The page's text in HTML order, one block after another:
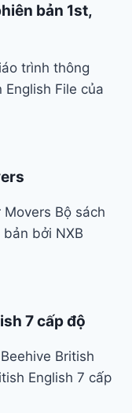
bản 1st,
trình thông
File của
Bộ sách
bởi NXB
7 cấp độ
British
English 7 cấp